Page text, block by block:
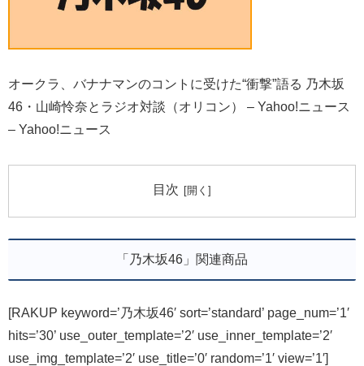
オークラ、バナナマンのコントに受けた“衝撃”語る 乃木坂
46・山崎怜奈とラジオ対談（オリコン） – Yahoo!ニュース
– Yahoo!ニュース
目次
「乃木坂46」関連商品
[RAKUP keyword=’乃木坂46′ sort=’standard’ page_num=’1′
hits=’30’ use_outer_template=’2′ use_inner_template=’2′
use_img_template=’2′ use_title=’0′ random=’1′ view=’1′]